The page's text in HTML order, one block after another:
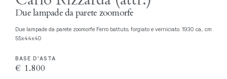
Due lampade da parete zoomorfe
Due lampade da parete zoomorfe Ferro battuto, forgiato e verniciato. 1930 ca., cm
55x44x40
BASE D'ASTA
€ 1.800